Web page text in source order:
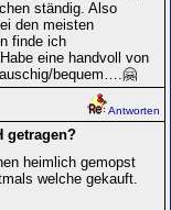
ständig. Also
den meisten
finde ich
eine handvoll von
bequem….🤗
Antworten
getragen?
heimlich gemopst
welche gekauft.